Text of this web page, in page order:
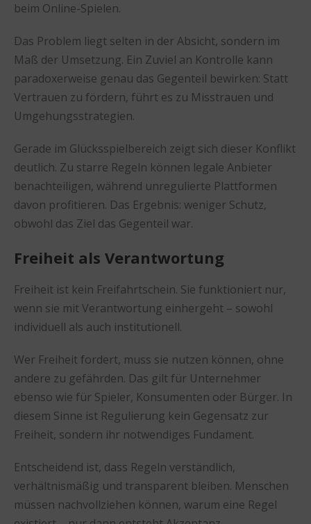
beim Online-Spielen.
Das Problem liegt selten in der Absicht, sondern im
Maß der Umsetzung. Ein Zuviel an Kontrolle kann
paradoxerweise genau das Gegenteil bewirken: Statt
Vertrauen zu fördern, führt es zu Misstrauen und
Umgehungsstrategien.
Gerade im Glücksspielbereich zeigt sich dieser Konflikt
deutlich. Zu starre Regeln können legale Anbieter
benachteiligen, während unregulierte Plattformen
davon profitieren. Das Ergebnis: weniger Schutz,
obwohl das Ziel das Gegenteil war.
Freiheit als Verantwortung
Freiheit ist kein Freifahrtschein. Sie funktioniert nur,
wenn sie mit Verantwortung einhergeht – sowohl
individuell als auch institutionell.
Wer Freiheit fordert, muss sie nutzen können, ohne
andere zu gefährden. Das gilt für Unternehmer
ebenso wie für Spieler, Konsumenten oder Bürger. In
diesem Sinne ist Regulierung kein Gegensatz zur
Freiheit, sondern ihr notwendiges Fundament.
Entscheidend ist, dass Regeln verständlich,
verhältnismäßig und transparent bleiben. Menschen
müssen nachvollziehen können, warum eine Regel